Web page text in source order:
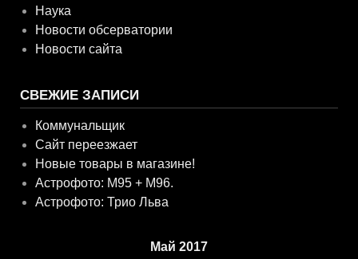
Наука
Новости обсерватории
Новости сайта
СВЕЖИЕ ЗАПИСИ
Коммунальщик
Сайт переезжает
Новые товары в магазине!
Астрофото: M95 + M96.
Астрофото: Трио Льва
Май 2017